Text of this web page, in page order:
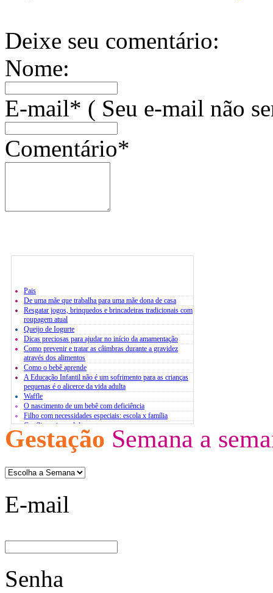
Deixe seu comentário:
Nome:
E-mail* ( Seu e-mail não
Comentário*
Pais
De uma mãe que trabalha para uma mãe dona de casa
Resgatar jogos, brinquedos e brincadeiras tradicionais com
roupagem atual
Queijo de Iogurte
Dicas preciosas para ajudar no início da amamentação
Como prevenir e tratar as câimbras durante a gravidez
através dos alimentos
Como o bebê aprende
A Educação Infantil não é um sofrimento para as crianças
pequenas é o alicerce da vida adulta
Waffle
O nascimento de um bebê com deficiência
Filho com necessidades especiais: escola x família
Conflito pais x adolescentes
Atividades extracurriculares
O estresse infantil
Bases para um diálogo com jovens
Gestação Semana a
E-mail
Senha